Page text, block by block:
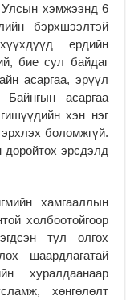
Улсын хэмжээнд 6
бэрхшээлтэй
ердийн
бие сул байдаг
асаргаа, эрүүл
асаргаа
хэн нэг
боломжгүй.
эрсдэлд
хамгааллын
холбоотойгоор
тул олгох
шаардлагатай
хуралдаанаар
хөнгөлөлт